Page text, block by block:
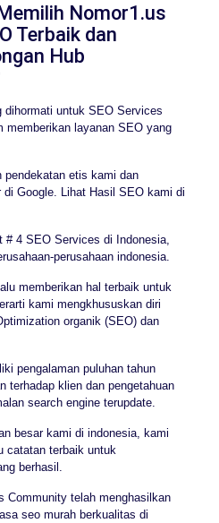
Nomor1.us
Terbaik dan
Hub
dihormati untuk SEO Services
memberikan layanan SEO yang
pendekatan etis kami dan
Google. Lihat Hasil SEO kami di
# 4 SEO Services di Indonesia,
perusahaan indonesia.
memberikan hal terbaik untuk
kami mengkhususkan diri
organik (SEO) dan
pengalaman puluhan tahun
terhadap klien dan pengetahuan
search engine terupdate.
besar kami di indonesia, kami
catatan terbaik untuk
berhasil.
Community telah menghasilkan
seo murah berkualitas di